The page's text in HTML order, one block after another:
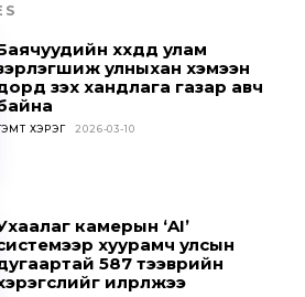
хүүхдүүд улам
улныхан хэмээн
үзэх хандлага газар авч
ХЭРЭГ 2026-03-10
камерын ‘AI’
хуурамч улсын
587 тээврийн
илрүүлжээ